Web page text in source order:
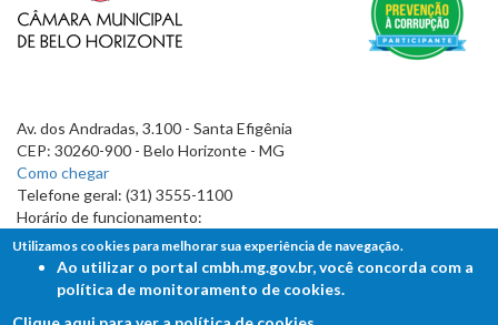
Av. dos Andradas, 3.100 - Santa Efigênia
CEP: 30260-900 - Belo Horizonte - MG
Como chegar
Telefone geral: (31) 3555-1100
Horário de funcionamento:
7h às 19h
Utilizamos cookies para melhorar sua experiência de navegação.
Ao utilizar o portal cmbh.mg.gov.br, você concorda com a
política de monitoramento de cookies.